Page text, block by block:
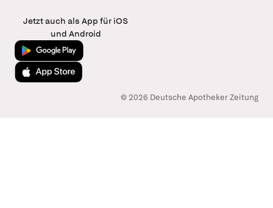
Jetzt auch als App für iOS
und Android
Jetzt bei Google Play
Laden im App Store
© 2026 Deutsche Apotheker Zeitung